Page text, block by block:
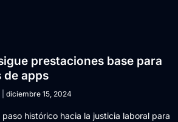
prestaciones base para
de apps
diciembre 15, 2024
paso histórico hacia la justicia laboral para